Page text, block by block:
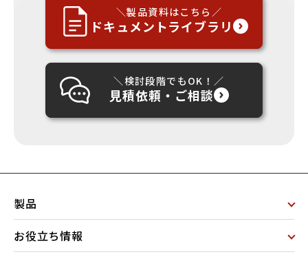
＼製品資料はこちら／
ドキュメントライブラリ
＼検討段階でもOK！／
見積依頼・ご相談
製品
お役立ち情報